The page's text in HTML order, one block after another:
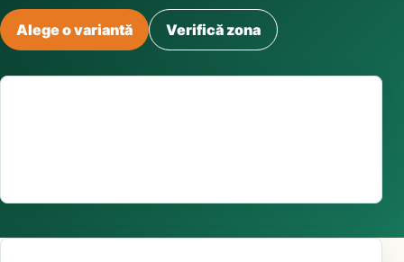
Alege o variantă Verifică zona